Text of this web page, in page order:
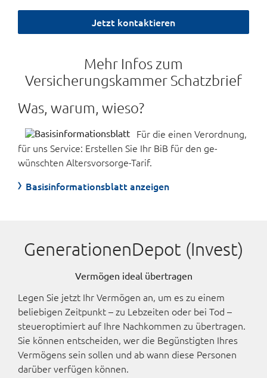
Jetzt kontaktieren
Mehr Infos zum
Versicherungskammer Schatzbrief
Was, warum, wieso?
Für die einen Verordnung,
für uns Service: Erstellen Sie Ihr BiB für den ge­
wünschten Alters­vorsorge-Tarif.
Basisinformationsblatt anzeigen
GenerationenDepot (Invest)
Vermögen ideal übertragen
Legen Sie jetzt Ihr Vermögen an, um es zu einem
beliebigen Zeitpunkt – zu Lebzeiten oder bei Tod –
steueroptimiert auf Ihre Nachkommen zu übertragen.
Sie können entscheiden, wer die Begünstigten Ihres
Vermögens sein sollen und ab wann diese Personen
darüber verfügen können.